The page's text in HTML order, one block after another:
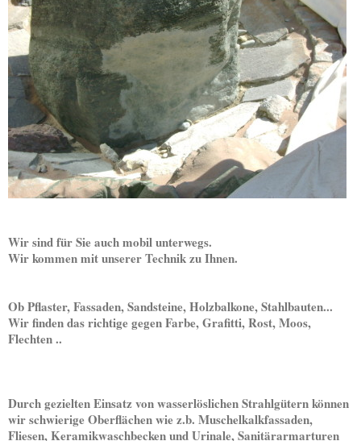
Wir sind für Sie auch mobil unterwegs.
Wir kommen mit unserer Technik zu Ihnen.
Ob Pflaster,Fassaden, Sandsteine, Holzbalkone, Stahlbauten...
Wir finden das richtige gegen Farbe, Grafitti, Rost, Moos,
Flechten ..
Durch gezielten Einsatz von wasserlöslichen Strahlgütern können
wir schwierige Oberflächen wie z.b. Muschelkalkfassaden,
Fliesen, Keramikwaschbecken und Urinale, Sanitärarmarturen